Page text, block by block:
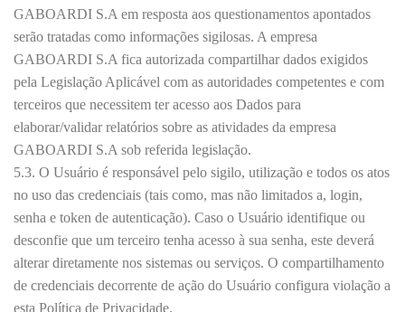
GABOARDI S.A em resposta aos questionamentos apontados
serão tratadas como informações sigilosas. A empresa
GABOARDI S.A fica autorizada compartilhar dados exigidos
pela Legislação Aplicável com as autoridades competentes e com
terceiros que necessitem ter acesso aos Dados para
elaborar/validar relatórios sobre as atividades da empresa
GABOARDI S.A sob referida legislação.
5.3. O Usuário é responsável pelo sigilo, utilização e todos os atos
no uso das credenciais (tais como, mas não limitados a, login,
senha e token de autenticação). Caso o Usuário identifique ou
desconfie que um terceiro tenha acesso à sua senha, este deverá
alterar diretamente nos sistemas ou serviços. O compartilhamento
de credenciais decorrente de ação do Usuário configura violação a
esta Política de Privacidade.